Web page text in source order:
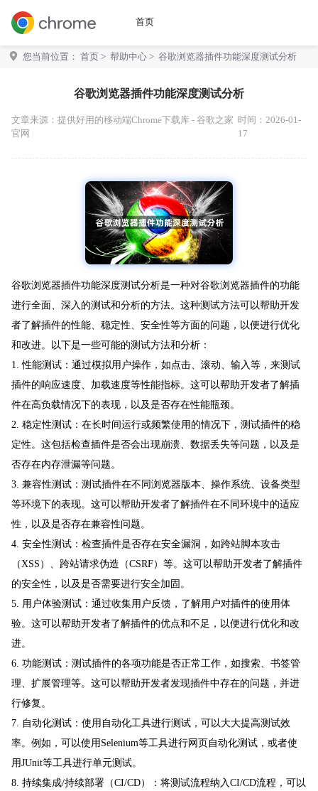
首页
您当前位置： 首页 > 帮助中心 > 谷歌浏览器插件功能深度测试分析
谷歌浏览器插件功能深度测试分析
文章来源： 提供好用的移动端Chrome下载库 - 谷歌之家
官网
时间：2026-01-
17
谷歌浏览器插件功能深度测试分析是一种对谷歌浏览器插件的功能
进行全面、深入的测试和分析的方法。这种测试方法可以帮助开发
者了解插件的性能、稳定性、安全性等方面的问题，以便进行优化
和改进。以下是一些可能的测试方法和分析：
1. 性能测试：通过模拟用户操作，如点击、滚动、输入等，来测试
插件的响应速度、加载速度等性能指标。这可以帮助开发者了解插
件在高负载情况下的表现，以及是否存在性能瓶颈。
2. 稳定性测试：在长时间运行或频繁使用的情况下，测试插件的稳
定性。这包括检查插件是否会出现崩溃、数据丢失等问题，以及是
否存在内存泄漏等问题。
3. 兼容性测试：测试插件在不同浏览器版本、操作系统、设备类型
等环境下的表现。这可以帮助开发者了解插件在不同环境中的适应
性，以及是否存在兼容性问题。
4. 安全性测试：检查插件是否存在安全漏洞，如跨站脚本攻击
（XSS）、跨站请求伪造（CSRF）等。这可以帮助开发者了解插件
的安全性，以及是否需要进行安全加固。
5. 用户体验测试：通过收集用户反馈，了解用户对插件的使用体
验。这可以帮助开发者了解插件的优点和不足，以便进行优化和改
进。
6. 功能测试：测试插件的各项功能是否正常工作，如搜索、书签管
理、扩展管理等。这可以帮助开发者发现插件中存在的问题，并进
行修复。
7. 自动化测试：使用自动化工具进行测试，可以大大提高测试效
率。例如，可以使用Selenium等工具进行网页自动化测试，或者使
用JUnit等工具进行单元测试。
8. 持续集成/持续部署（CI/CD）：将测试流程纳入CI/CD流程，可以